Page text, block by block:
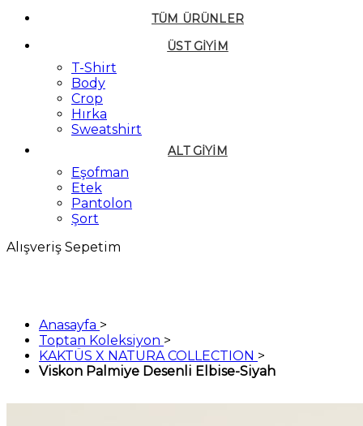
TÜM ÜRÜNLER
ÜST GIYIM
T-Shirt
Body
Crop
Hırka
Sweatshirt
ALT GIYIM
Eşofman
Etek
Pantolon
Şort
Alışveriş Sepetim
Anasayfa >
Toptan Koleksiyon >
KAKTÜS X NATURA COLLECTION >
Viskon Palmiye Desenli Elbise-Siyah